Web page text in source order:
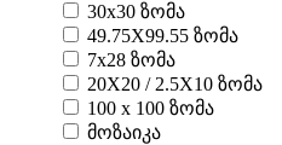
30x30 ზომა
49.75X99.55 ზომა
7x28 ზომა
20X20 / 2.5X10 ზომა
100 x 100 ზომა
მოზაიკა